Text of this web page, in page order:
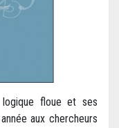
floue et ses
aux chercheurs